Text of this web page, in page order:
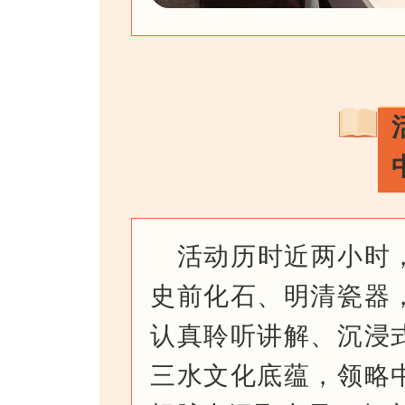
活动历时近两小时
史前化石、明清瓷器
认真聆听讲解、沉浸
三水文化底蕴，领略